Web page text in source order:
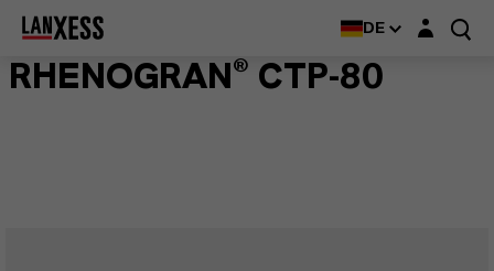
DE Login-Maske
RHENOGRAN® CTP-80